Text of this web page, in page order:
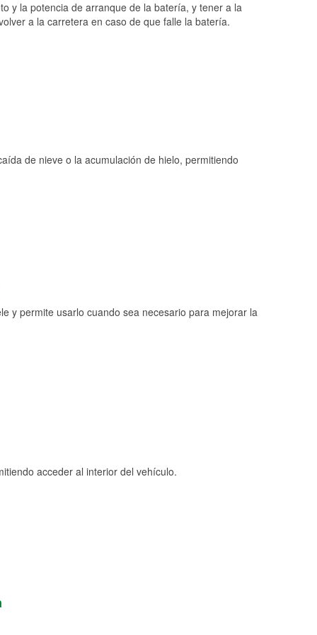
y la potencia de arranque de la batería, y tener a la
a la carretera en caso de que falle la batería.
de nieve o la acumulación de hielo, permitiendo
y permite usarlo cuando sea necesario para mejorar la
acceder al interior del vehículo.